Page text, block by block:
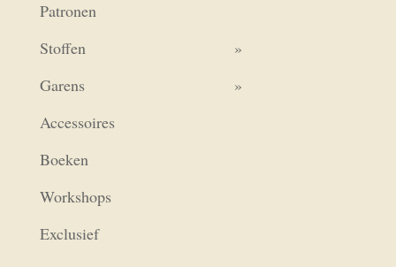
Patronen
Stoffen
Garens
Accessoires
Boeken
Workshops
Exclusief